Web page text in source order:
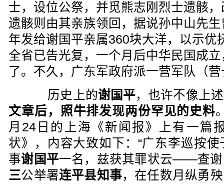
士，设位公祭，并觅熊志刚烈士遗骸
遗骸则由其亲族领回，据说孙中山先
年发给谢国平亲属360块大洋，以示优
全省已告光复，一个月后中华民国成
了。不久，广东军政府派一营军队（
历史上的谢国平，也许不像上
文章后，照牛排发现两份罕见的史料
月24日的上海《新闻报》上有一篇
状》，内容大致如下：“广东李巡按
事谢国平一名，兹获其罪状云——查谢
三公举署连平县知事，在任数月纵勇